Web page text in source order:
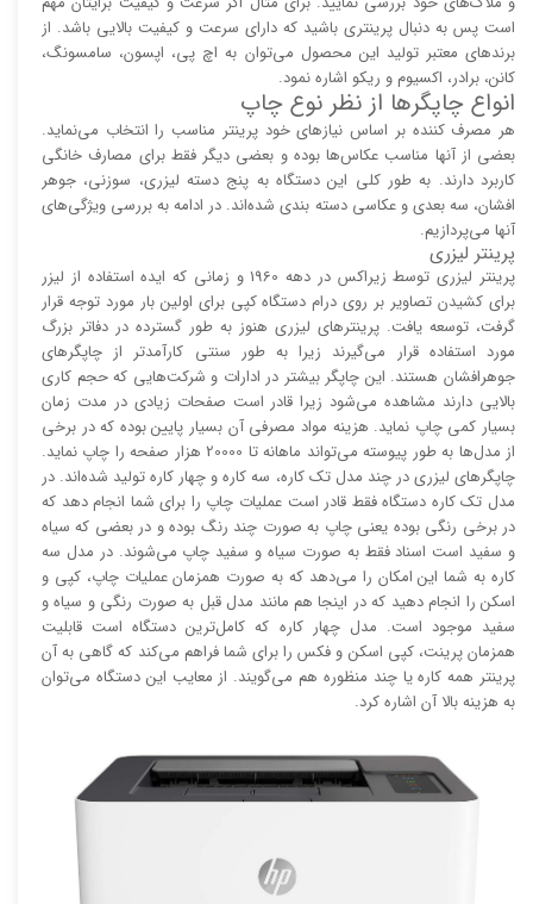
است پس به دنبال پرینتری باشید که دارای سرعت و کیفیت بالایی باشد. از
برند‌های معتبر تولید این محصول می‌توان به اچ پی، اپسون، سامسونگ،
کانن، برادر، اکسیوم و ریکو اشاره نمود.
انواع چاپگر‌ها از نظر نوع چاپ
هر مصرف کننده بر اساس نیاز‌های خود پرینتر مناسب را انتخاب می‌نماید.
بعضی از آنها مناسب عکاس‌ها بوده و بعضی دیگر فقط برای مصارف خانگی
کاربرد دارند. به طور کلی این دستگاه به پنج دسته لیزری، سوزنی، جوهر
افشان، سه بعدی و عکاسی دسته بندی شده‌اند. در ادامه به بررسی ویژگی‌های
آنها می‌پردازیم.
پرینتر لیزری
پرینتر لیزری توسط زیراکس در دهه 1960 و زمانی که ایده استفاده از لیزر
برای کشیدن تصاویر بر روی درام دستگاه کپی برای اولین بار مورد توجه قرار
گرفت، توسعه یافت. پرینتر‌های لیزری هنوز به طور گسترده در دفاتر بزرگ
مورد استفاده قرار می‌گیرند زیرا به طور سنتی کارآمد‌‌تر از چاپگر‌های
جوهرافشان هستند. این چاپگر بیشتر در ادارات و شرکت‌هایی که حجم کاری
بالایی دارند مشاهده می‌شود زیرا قادر است صفحات زیادی در مدت زمان
بسیار کمی چاپ نماید. هزینه مواد مصرفی آن بسیار پایین بوده که در برخی
از مدل‌ها به طور پیوسته می‌تواند ماهانه تا 20000 هزار صفحه را چاپ نماید.
چاپگر‌های لیزری در چند مدل تک کاره، سه کاره و چهار کاره تولید شده‌اند. در
مدل تک کاره دستگاه فقط قادر است عملیات چاپ را برای شما انجام دهد که
در برخی رنگی بوده یعنی چاپ به صورت چند رنگ بوده و در بعضی که سیاه
و سفید است اسناد فقط به صورت سیاه و سفید چاپ می‌شوند. در مدل سه
کاره به شما این امکان را می‌دهد که به صورت همزمان عملیات چاپ، کپی و
اسکن را انجام دهید که در اینجا هم مانند مدل قبل به صورت رنگی و سیاه و
سفید موجود است. مدل چهار کاره که کامل‌ترین دستگاه است قابلیت
همزمان پرینت، کپی اسکن و فکس را برای شما فراهم می‌کند که گاهی به آن
پرینتر همه کاره یا چند منظوره هم می‌گویند. از معایب این دستگاه می‌توان
به هزینه بالا آن اشاره کرد.